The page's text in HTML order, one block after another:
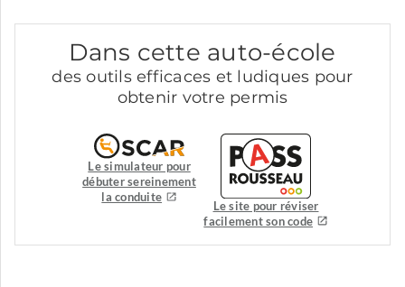
Dans cette auto-école
des outils efficaces et ludiques pour
obtenir votre permis
Le simulateur pour
débuter sereinement
la conduite
Le site pour réviser
facilement son code